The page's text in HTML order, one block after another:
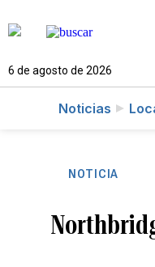
6 de agosto de 2026
Noticias
NOTICIA